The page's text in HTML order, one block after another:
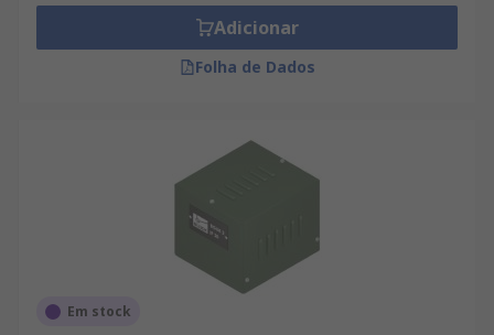
Adicionar
Folha de Dados
Em stock